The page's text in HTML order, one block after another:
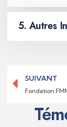
5. Autres
SUIVANT
Fondation